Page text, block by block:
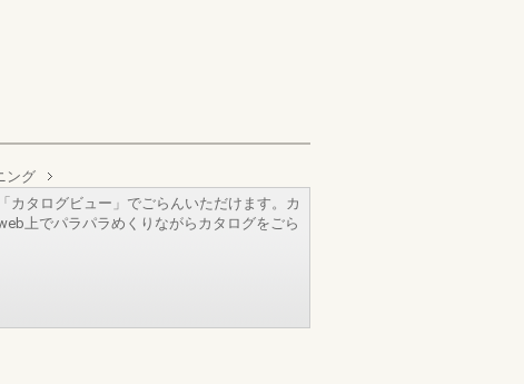
ング
カタログビュー」でごらんいただけます。カ
上でパラパラめくりながらカタログをごら